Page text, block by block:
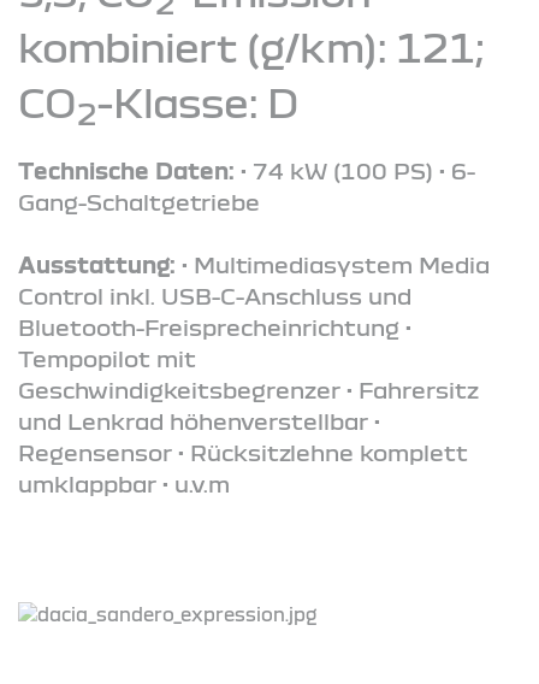
kombiniert (g/km): 121;
CO2-Klasse: D
Technische Daten: • 74 kW (100 PS) • 6-
Gang-Schaltgetriebe
Ausstattung: • Multimediasystem Media
Control inkl. USB-C-Anschluss und
Bluetooth-Freisprecheinrichtung •
Tempopilot mit
Geschwindigkeitsbegrenzer • Fahrersitz
und Lenkrad höhenverstellbar •
Regensensor • Rücksitzlehne komplett
umklappbar • u.v.m